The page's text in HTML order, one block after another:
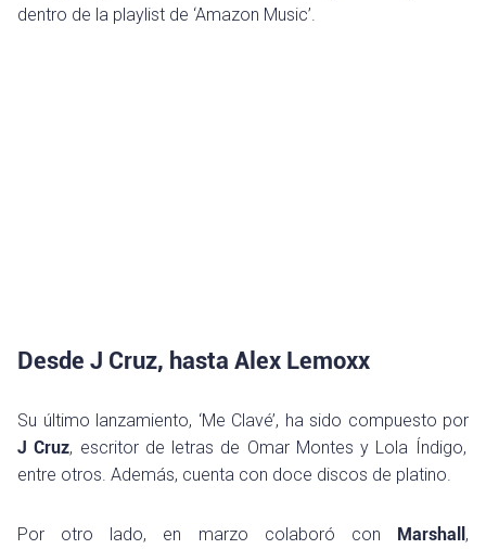
dentro de la playlist de ‘Amazon Music’.
Desde J Cruz, hasta Alex Lemoxx
Su último lanzamiento, ‘Me Clavé’, ha sido compuesto por
J Cruz, escritor de letras de Omar Montes y Lola Índigo,
entre otros. Además, cuenta con doce discos de platino.
Por otro lado, en marzo colaboró con Marshall ,